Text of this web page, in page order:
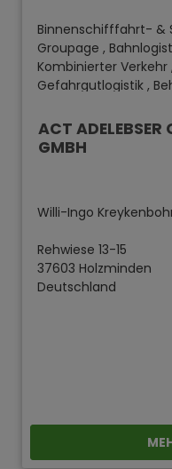
Binnenschifffahrt- &
Groupage ,
Kombinierter
Gefahrgutlogistik ,
und Logistikstrategie
ACT ADELEBSER
GMBH
Willi-Ingo
Rehwiese 13-15
37603 Holzminden
Deutschland